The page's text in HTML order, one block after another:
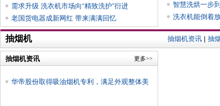
时需求升级 洗衣机市场向“精致洗护”衍进
老国货电器成新网红 带来满满回忆
智慧洗烘一步
洗衣机能倒着
抽烟机 抽烟机资讯 | 抽
更多>>
抽烟机资讯
华帝股份取得吸油烟机专利，满足外观整体美